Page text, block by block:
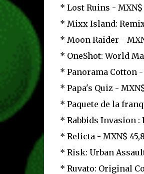
* Lost Ruins - MXN$
* Mixx Island:
* Moon Raider -
* OneShot: World
* Panorama Cotton -
* Papa's Quiz -
* Paquete de la
* Rabbids Invasion :
* Relicta - MXN$
* Risk: Urban
* Ruvato: Original